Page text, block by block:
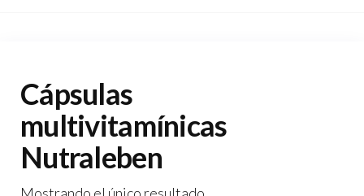
Cápsulas
multivitamínicas
Nutraleben